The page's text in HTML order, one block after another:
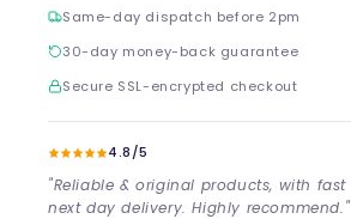
Same-day dispatch before 2pm
30-day money-back guarantee
Secure SSL-encrypted checkout
4.8/5
"Reliable & original products, with fast
next day delivery. Highly recommend."